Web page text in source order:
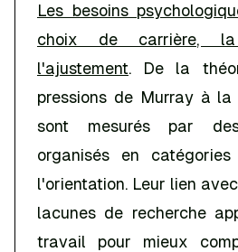
Les besoins
choix de carrière,
l'ajustement. De la
pressions de Murray à la
sont mesurés par des
organisés en
l'orientation. Leur lien
lacunes de recherche
travail pour mieux